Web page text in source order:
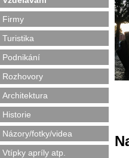
Firmy
Turistika
Podnikání
Rozhovory
Architektura
Historie
Názory/fotky/videa
Vtípky apríly atp.